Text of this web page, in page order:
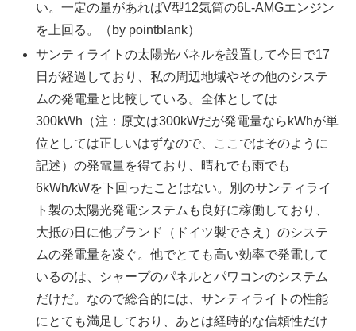
い。一定の量があればV型12気筒の6L-AMGエンジン
を上回る。（by pointblank）
サンティライトの太陽光パネルを設置して今日で17
日が経過しており、私の周辺地域やその他のシステ
ムの発電量と比較している。全体としては
300kWh（注：原文は300kWだが発電量ならkWhが単
位としては正しいはずなので、ここではそのように
記述）の発電量を得ており、晴れでも雨でも
6kWh/kWを下回ったことはない。別のサンティライ
ト製の太陽光発電システムも良好に稼働しており、
大抵の日に他ブランド（ドイツ製でさえ）のシステ
ムの発電量を凌ぐ。他でとても高い効率で発電して
いるのは、シャープのパネルとパワコンのシステム
だけだ。なので総合的には、サンティライトの性能
にとても満足しており、あとは経時的な信頼性だけ